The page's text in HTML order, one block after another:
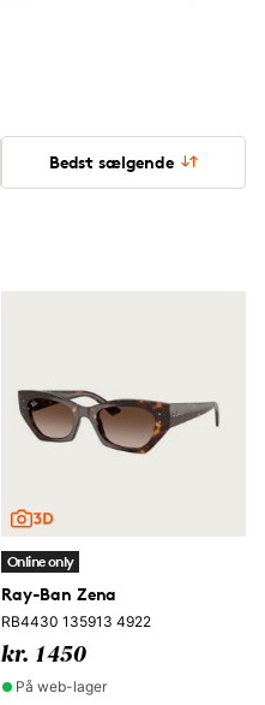
Bedst sælgende
Online only
Ray-Ban Zena
RB4430 135913 4922
kr. 1450
På web-lager